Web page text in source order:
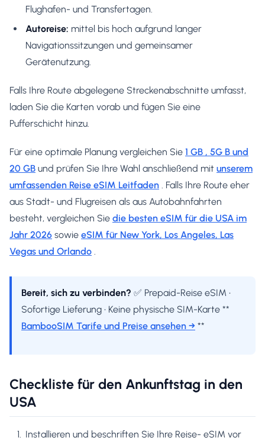
Flughafen- und Transfertagen.
Autoreise: mittel bis hoch aufgrund langer
Navigationssitzungen und gemeinsamer
Gerätenutzung.
Falls Ihre Route abgelegene Streckenabschnitte umfasst,
laden Sie die Karten vorab und fügen Sie eine
Pufferschicht hinzu.
Für eine optimale Planung vergleichen Sie 1 GB , 5G B und
20 GB und prüfen Sie Ihre Wahl anschließend mit unserem
umfassenden Reise eSIM Leitfaden . Falls Ihre Route eher
aus Stadt- und Flugreisen als aus Autobahnfahrten
besteht, vergleichen Sie die besten eSIM für die USA im
Jahr 2026 sowie eSIM für New York, Los Angeles, Las
Vegas und Orlando .
Bereit, sich zu verbinden? ✅ Prepaid-Reise eSIM •
Sofortige Lieferung • Keine physische SIM-Karte **
BambooSIM Tarife und Preise ansehen → **
Checkliste für den Ankunftstag in den
USA
Installieren und beschriften Sie Ihre Reise- eSIM vor